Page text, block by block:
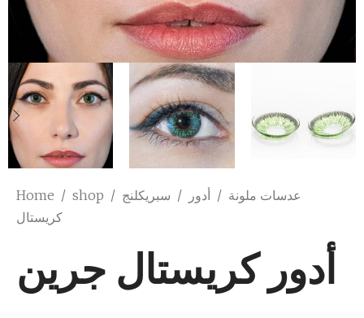
Home / shop / عدسات ملونة / أدور / سبريكلنج
كريستال
أدور كريستال جرين